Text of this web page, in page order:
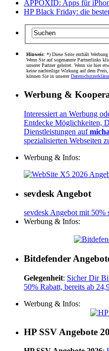
APPOXID: Apps für
HP Black Friday: die
Hinweis: *) Diese Seite enthält
Wenn Sie auf sogenannte Partnerlinks
unserer Partner geleitet. Wenn sie hier
keine nachteilige Wirkung auf dem
können Sie in unserer
Werbung &
Interessiert an Werbung
Entdecke Möglichkeiten,
Dienstleistungen auf
spezialisierten Webseiten
Werbung & Infos:
sevdesk Angebot
sevdesk Angebot mit 50%
Werbung & Infos:
Bitdefender
Gelegenheit: Sicher Dir
50% Rabatt, bereits ab
Werbung & Infos:
HP SSV Angebote